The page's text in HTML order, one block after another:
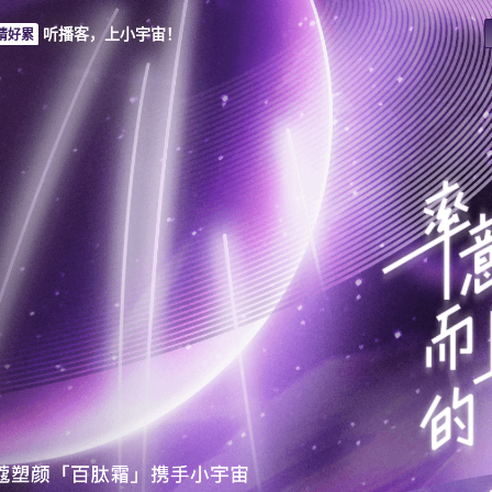
路上
好累 听播客，上小宇宙！